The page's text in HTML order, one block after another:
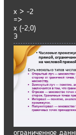
х > -2
=>
х (-2;0)
Э
ограниченное